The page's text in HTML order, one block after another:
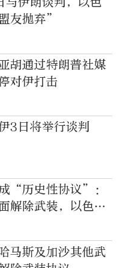
友抛弃”
胡通过特朗普社媒
对伊打击
3日将举行谈判
“历史性协议”：
解除武装，以色列
地带
马斯及加沙其他武